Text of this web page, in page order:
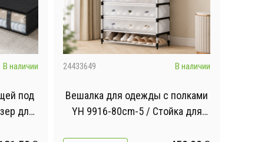
В наличии
под
для
24433649 В наличии
Вешалка для одежды с полками
YH 9916-80cm-5 / Стойка для